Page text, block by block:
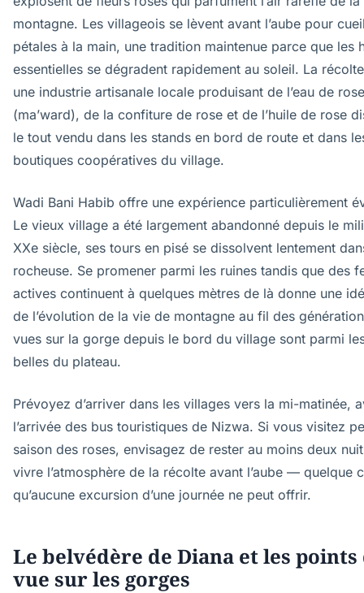
montagne. Les villageois se lèvent avant l’aube pour
pétales à la main, une tradition maintenue parce que les
essentielles se dégradent rapidement au soleil. La
une industrie artisanale locale produisant de l’eau de rose
(ma’ward), de la confiture de rose et de l’huile de rose
le tout vendu dans les stands en bord de route et dans
boutiques coopératives du village.
Wadi Bani Habib offre une expérience particulièrement
Le vieux village a été largement abandonné depuis le
XXe siècle, ses tours en pisé se dissolvent lentement
rocheuse. Se promener parmi les ruines tandis que des
actives continuent à quelques mètres de là donne une
de l’évolution de la vie de montagne au fil des
vues sur la gorge depuis le bord du village sont parmi
belles du plateau.
Prévoyez d’arriver dans les villages vers la mi-matinée,
l’arrivée des bus touristiques de Nizwa. Si vous visitez
saison des roses, envisagez de rester au moins deux
vivre l’atmosphère de la récolte avant l’aube — quelque
qu’aucune excursion d’une journée ne peut offrir.
Le belvédère de Diana et les points
vue sur les gorges